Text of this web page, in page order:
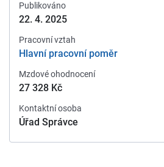
Publikováno
22. 4. 2025
Pracovní vztah
Hlavní pracovní poměr
Mzdové ohodnocení
27 328 Kč
Kontaktní osoba
Úřad Správce